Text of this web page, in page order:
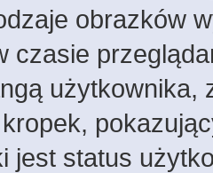
obrazków
czasie
użytkownika,
jest status